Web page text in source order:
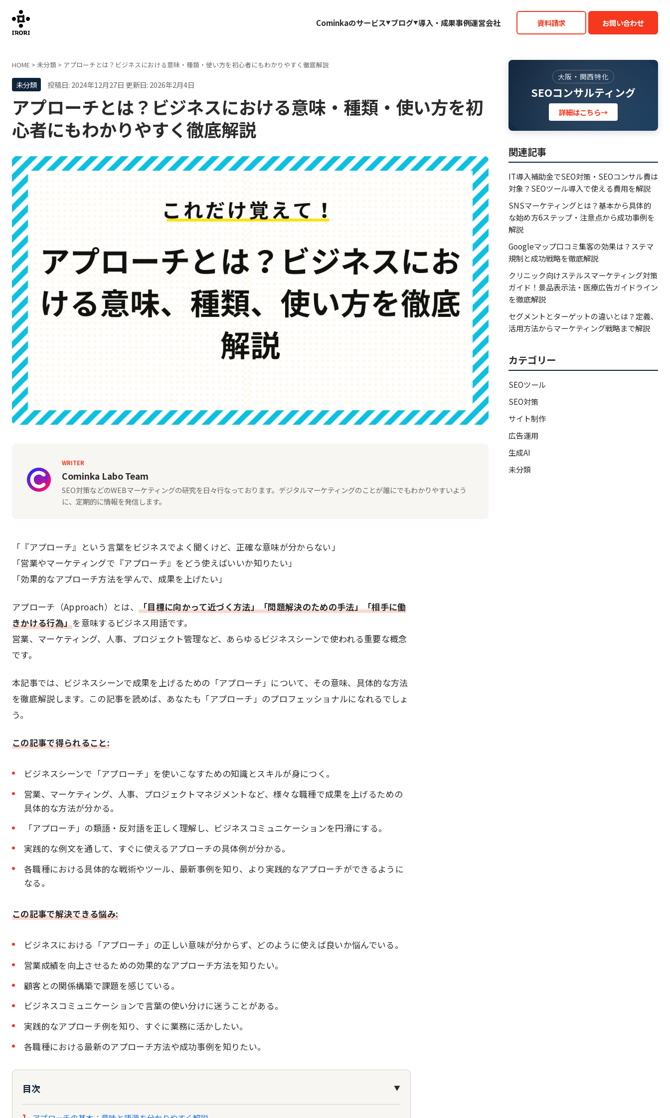
Cominkaのサービス ブログ 導入・成果事例運営会社 資料請求 お問い合わせ
HOME > 未分類 > アプローチとは？ビジネスにおける意味・種類・使い方を初心者にもわかりやすく徹底解説
未分類 投稿日: 2024年12月27日 更新日: 2026年2月4日
アプローチとは？ビジネスにおける意味・種類・使い方を初
心者にもわかりやすく徹底解説
WRITER
Cominka Labo Team
SEO対策などのWEBマーケティングの研究を日々行なっております。デジタルマーケティングのことが誰にでもわかりやすいよう
に、定期的に情報を発信します。
「『アプローチ』という言葉をビジネスでよく聞くけど、正確な意味が分からない」
「営業やマーケティングで『アプローチ』をどう使えばいいか知りたい」
「効果的なアプローチ方法を学んで、成果を上げたい」
アプローチ（Approach）とは、「目標に向かって近づく方法」「問題解決のための手法」「相手に働
きかける行為」を意味するビジネス用語です。
営業、マーケティング、人事、プロジェクト管理など、あらゆるビジネスシーンで使われる重要な概念
です。
本記事では、ビジネスシーンで成果を上げるための「アプローチ」について、その意味、具体的な方法
を徹底解説します。この記事を読めば、あなたも「アプローチ」のプロフェッショナルになれるでしょ
う。
この記事で得られること:
ビジネスシーンで「アプローチ」を使いこなすための知識とスキルが身につく。
営業、マーケティング、人事、プロジェクトマネジメントなど、様々な職種で成果を上げるための
具体的な方法が分かる。
「アプローチ」の類語・反対語を正しく理解し、ビジネスコミュニケーションを円滑にする。
実践的な例文を通して、すぐに使えるアプローチの具体例が分かる。
各職種における具体的な戦術やツール、最新事例を知り、より実践的なアプローチができるように
なる。
この記事で解決できる悩み:
ビジネスにおける「アプローチ」の正しい意味が分からず、どのように使えば良いか悩んでいる。
営業成績を向上させるための効果的なアプローチ方法を知りたい。
顧客との関係構築で課題を感じている。
ビジネスコミュニケーションで言葉の使い分けに迷うことがある。
実践的なアプローチ例を知り、すぐに業務に活かしたい。
各職種における最新のアプローチ方法や成功事例を知りたい。
目次 ▼
大阪・関西特化
SEOコンサルティング
詳細はこちら→
関連記事
IT導入補助金でSEO対策・SEOコンサル費は
対象？SEOツール導入で使える費用を解説
SNSマーケティングとは？基本から具体的
な始め方6ステップ・注意点から成功事例を
解説
Googleマップ口コミ集客の効果は？ステマ
規制と成功戦略を徹底解説
クリニック向けステルスマーケティング対策
ガイド！景品表示法・医療広告ガイドライン
を徹底解説
セグメントとターゲットの違いとは？定義、
活用方法からマーケティング戦略まで解説
カテゴリー
SEOツール
SEO対策
サイト制作
広告運用
生成AI
未分類